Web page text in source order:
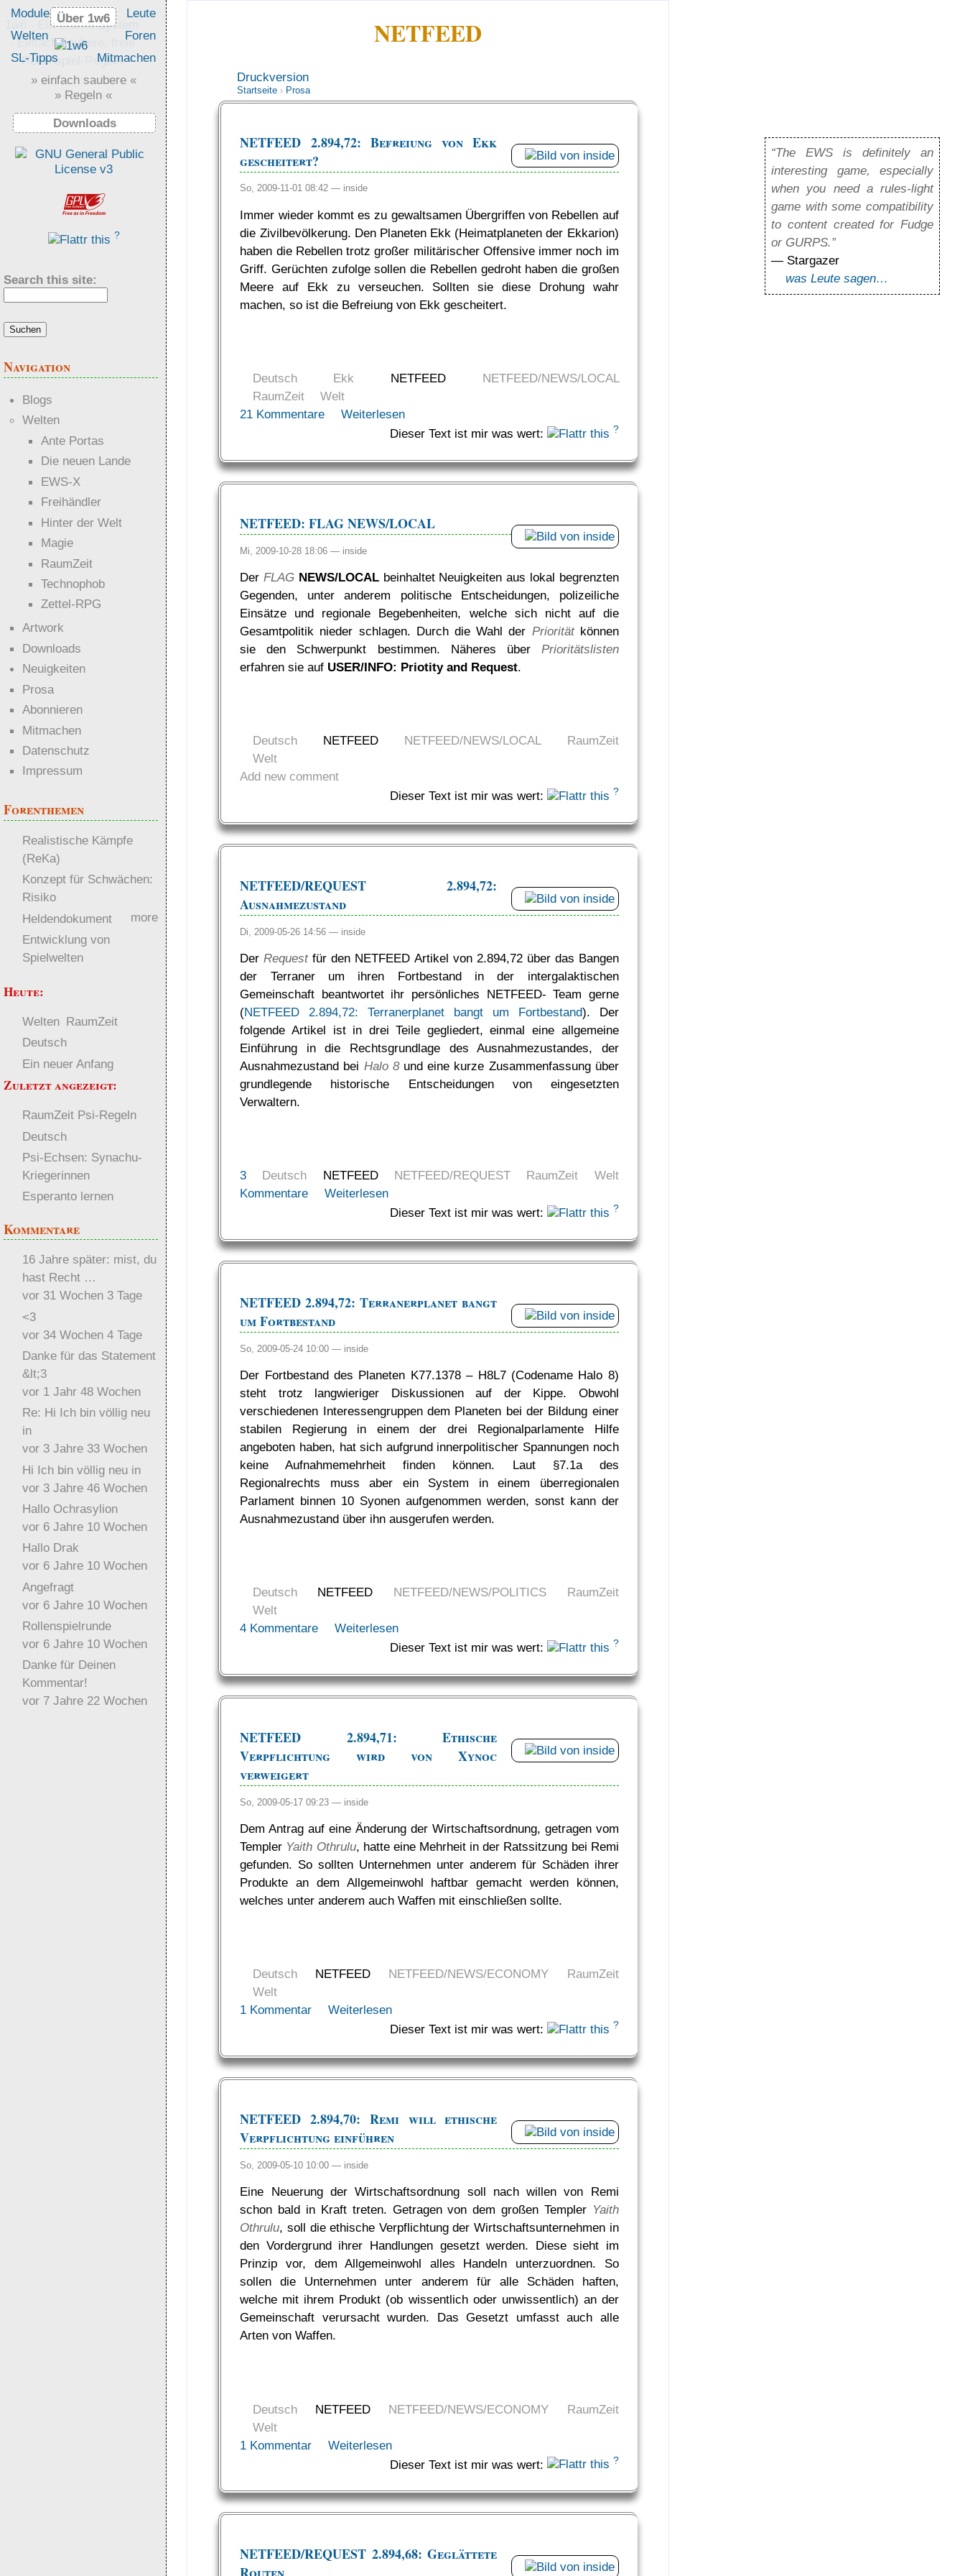
1w6 - Ein Würfel System
- Einfach saubere, freie
Rollenspiel-Regeln
NETFEED
Druckversion
Startseite › Prosa
NETFEED 2.894,72: Befreiung von Ekk
gescheitert?
So, 2009-11-01 08:42 — inside
Immer wieder kommt es zu gewaltsamen Übergriffen von Rebellen auf
die Zivilbevölkerung. Den Planeten Ekk (Heimatplaneten der Ekkarion)
haben die Rebellen trotz großer militärischer Offensive immer noch im
Griff. Gerüchten zufolge sollen die Rebellen gedroht haben die großen
Meere auf Ekk zu verseuchen. Sollten sie diese Drohung wahr
machen, so ist die Befreiung von Ekk gescheitert.
Deutsch Ekk NETFEED
NETFEED/NEWS/LOCAL
RaumZeit
Welt
21 Kommentare
Weiterlesen
Dieser Text ist mir was wert:
?
NETFEED: FLAG NEWS/LOCAL
Mi, 2009-10-28 18:06 — inside
DerFLAG NEWS/LOCALbeinhaltet Neuigkeiten aus lokal begrenzten
Gegenden, unter anderem politische Entscheidungen, polizeiliche
Einsätze und regionale Begebenheiten, welche sich nicht auf die
Gesamtpolitik nieder schlagen. Durch die Wahl der Prioritätkönnen
sie den Schwerpunkt bestimmen. Näheres über Prioritätslisten
erfahren sie auf USER/INFO: Priotity and Request.
Deutsch NETFEED NETFEED/NEWS/LOCAL
RaumZeit
Welt
Add new comment
Dieser Text ist mir was wert:
?
NETFEED/REQUEST 2.894,72:
Ausnahmezustand
Di, 2009-05-26 14:56 — inside
DerRequestfür den NETFEED Artikel von 2.894,72 über das Bangen
der Terraner um ihren Fortbestand in der intergalaktischen
Gemeinschaft beantwortet ihr persönliches NETFEED- Team gerne
(NETFEED 2.894,72: Terranerplanet bangt um Fortbestand). Der
folgende Artikel ist in drei Teile gegliedert, einmal eine allgemeine
Einführung in die Rechtsgrundlage des Ausnahmezustandes, der
Ausnahmezustand bei Halo 8und eine kurze Zusammenfassung über
grundlegende historische Entscheidungen von eingesetzten
Verwaltern.
Deutsch NETFEED NETFEED/REQUEST RaumZeit Welt
3
Kommentare
Weiterlesen
Dieser Text ist mir was wert:
?
NETFEED 2.894,72: Terranerplanet bangt
um Fortbestand
So, 2009-05-24 10:00 — inside
Der Fortbestand des Planeten K77.1378 – H8L7 (Codename Halo 8)
steht trotz langwieriger Diskussionen auf der Kippe. Obwohl
verschiedenen Interessengruppen dem Planeten bei der Bildung einer
stabilen Regierung in einem der drei Regionalparlamente Hilfe
angeboten haben, hat sich aufgrund innerpolitischer Spannungen noch
keine Aufnahmemehrheit finden können. Laut §7.1a des
Regionalrechts muss aber ein System in einem überregionalen
Parlament binnen 10 Syonen aufgenommen werden, sonst kann der
Ausnahmezustand über ihn ausgerufen werden.
Deutsch NETFEED NETFEED/NEWS/POLITICS
RaumZeit
Welt
4 Kommentare
Weiterlesen
Dieser Text ist mir was wert:
?
NETFEED 2.894,71: Ethische
Verpflichtung wird von Xynoc
verweigert
So, 2009-05-17 09:23 — inside
Dem Antrag auf eine Änderung der Wirtschaftsordnung, getragen vom
Templer Yaith Othrulu, hatte eine Mehrheit in der Ratssitzung bei Remi
gefunden. So sollten Unternehmen unter anderem für Schäden ihrer
Produkte an dem Allgemeinwohl haftbar gemacht werden können,
welches unter anderem auch Waffen mit einschließen sollte.
Deutsch NETFEED NETFEED/NEWS/ECONOMY
RaumZeit
Welt
1 Kommentar
Weiterlesen
Dieser Text ist mir was wert:
?
NETFEED 2.894,70: Remi will ethische
Verpflichtung einführen
So, 2009-05-10 10:00 — inside
Eine Neuerung der Wirtschaftsordnung soll nach willen von Remi
schon bald in Kraft treten. Getragen von dem großen Templer Yaith
Othrulu, soll die ethische Verpflichtung der Wirtschaftsunternehmen in
den Vordergrund ihrer Handlungen gesetzt werden. Diese sieht im
Prinzip vor, dem Allgemeinwohl alles Handeln unterzuordnen. So
sollen die Unternehmen unter anderem für alle Schäden haften,
welche mit ihrem Produkt (ob wissentlich oder unwissentlich) an der
Gemeinschaft verursacht wurden. Das Gesetzt umfasst auch alle
Arten von Waffen.
Deutsch NETFEED NETFEED/NEWS/ECONOMY
RaumZeit
Welt
1 Kommentar
Weiterlesen
Dieser Text ist mir was wert:
?
NETFEED/REQUEST 2.894,68: Geglättete
Über 1w6
Module
Leute
Welten
Foren
SL-Tipps
Mitmachen
» einfach saubere «
» Regeln «
Über 1w6
Downloads
?
Search this site:
Navigation
Blogs
Welten
Ante Portas
Die neuen Lande
EWS-X
Freihändler
Hinter der Welt
Magie
RaumZeit
Technophob
Zettel-RPG
Artwork
Downloads
Neuigkeiten
Prosa
Abonnieren
Mitmachen
Datenschutz
Impressum
Forenthemen
Realistische Kämpfe
(ReKa)
Konzept für Schwächen:
Risiko
Heldendokument
Entwicklung von
Spielwelten
more
Heute:
Welten RaumZeit
Deutsch
Ein neuer Anfang
Zuletzt angezeigt:
RaumZeit Psi-Regeln
Deutsch
Psi-Echsen: Synachu-
Kriegerinnen
Esperanto lernen
Kommentare
16 Jahre später: mist, du
hast Recht …
vor 31 Wochen 3 Tage
<3
vor 34 Wochen 4 Tage
Danke für das Statement
&lt;3
vor 1 Jahr 48 Wochen
Re: Hi Ich bin völlig neu
in
vor 3 Jahre 33 Wochen
Hi Ich bin völlig neu in
vor 3 Jahre 46 Wochen
Hallo Ochrasylion
vor 6 Jahre 10 Wochen
Hallo Drak
vor 6 Jahre 10 Wochen
Angefragt
vor 6 Jahre 10 Wochen
Rollenspielrunde
vor 6 Jahre 10 Wochen
Danke für Deinen
Kommentar!
vor 7 Jahre 22 Wochen
“The EWS is definitely an
interesting game, especially
when you need a rules-light
game with some compatibility
to content created for Fudge
or GURPS.”
— Stargazer
was Leute sagen…